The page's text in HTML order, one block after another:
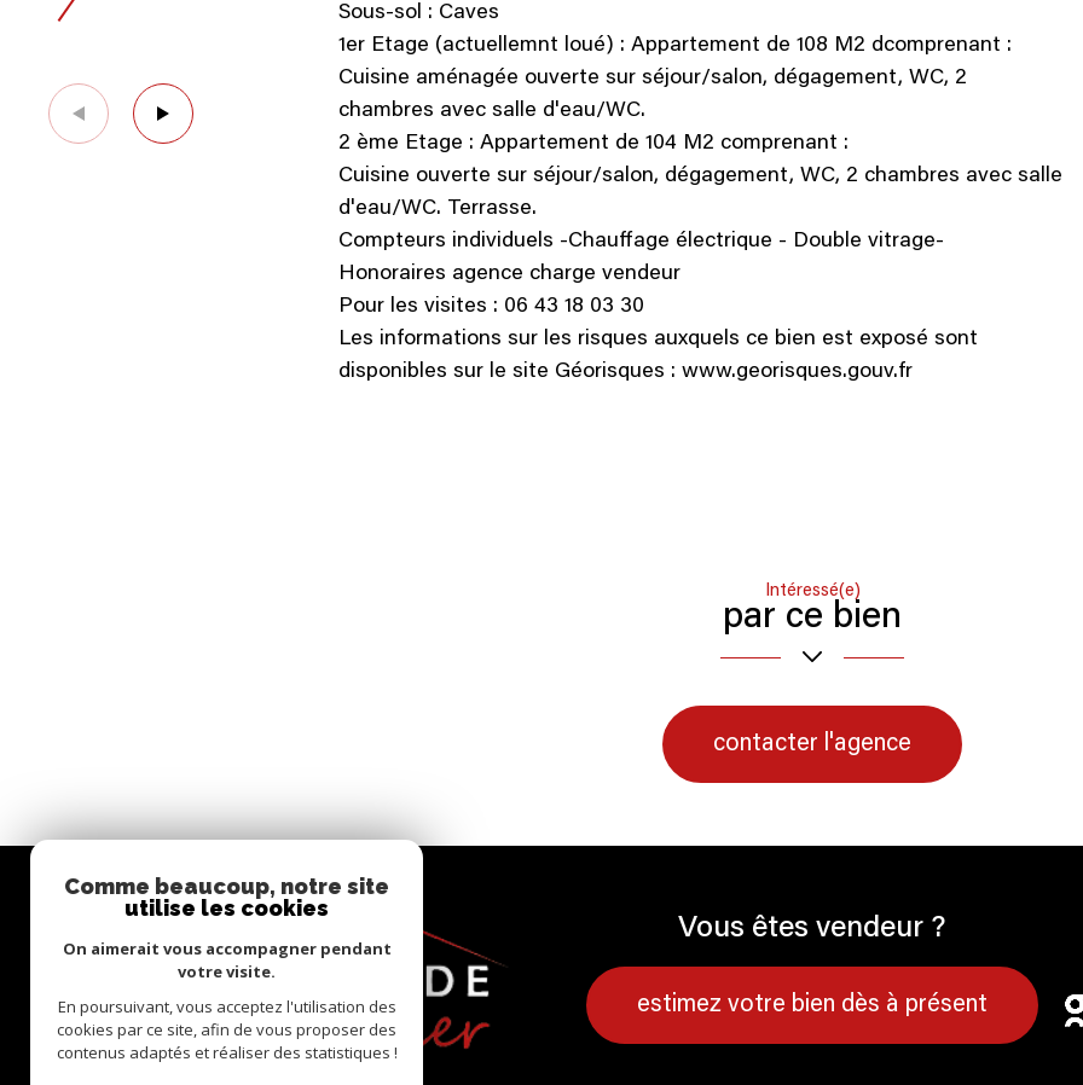
Sous-sol : Caves
1er Etage (actuellemnt loué) : Appartement de 108 M2 dcomprenant :
Cuisine aménagée ouverte sur séjour/salon, dégagement, WC, 2
chambres avec salle d'eau/WC.
2 ème Etage : Appartement de 104 M2 comprenant :
Cuisine ouverte sur séjour/salon, dégagement, WC, 2 chambres avec salle
d'eau/WC. Terrasse.
Compteurs individuels -Chauffage électrique - Double vitrage-
Honoraires agence charge vendeur
Pour les visites : 06 43 18 03 30
Les informations sur les risques auxquels ce bien est exposé sont
disponibles sur le site Géorisques : www.georisques.gouv.fr
Intéressé(e)
par ce bien
contacter l'agence
Vous êtes vendeur ?
estimez votre bien dès à présent
Comme beaucoup, notre site
utilise les cookies
On aimerait vous accompagner pendant
votre visite.
En poursuivant, vous acceptez l'utilisation des
cookies par ce site, afin de vous proposer des
contenus adaptés et réaliser des statistiques !